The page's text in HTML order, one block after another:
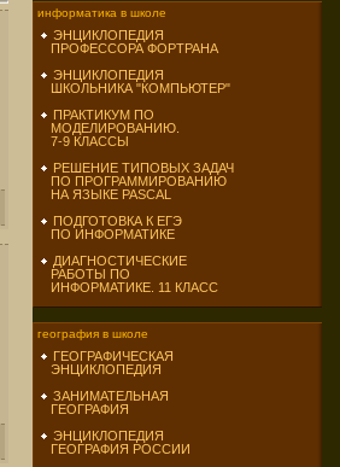
информатика в школе
ЭНЦИКЛОПЕДИЯ
ПРОФЕССОРА ФОРТРАНА
ЭНЦИКЛОПЕДИЯ
ШКОЛЬНИКА "КОМПЬЮТЕР"
ПРАКТИКУМ ПО
МОДЕЛИРОВАНИЮ.
7-9 КЛАССЫ
РЕШЕНИЕ ТИПОВЫХ ЗАДАЧ
ПО ПРОГРАММИРОВАНИЮ
НА ЯЗЫКЕ PASCAL
ПОДГОТОВКА К ЕГЭ
ПО ИНФОРМАТИКЕ
ДИАГНОСТИЧЕСКИЕ
РАБОТЫ ПО
ИНФОРМАТИКЕ. 11 КЛАСС
география в школе
ГЕОГРАФИЧЕСКАЯ
ЭНЦИКЛОПЕДИЯ
ЗАНИМАТЕЛЬНАЯ
ГЕОГРАФИЯ
ЭНЦИКЛОПЕДИЯ
ГЕОГРАФИЯ РОССИИ